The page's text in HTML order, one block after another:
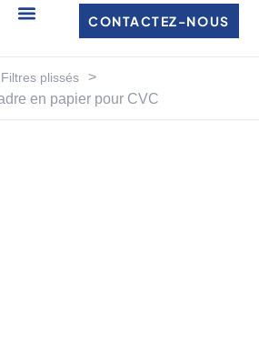
CONTACTEZ-NOUS
plissés
>
en papier pour CVC